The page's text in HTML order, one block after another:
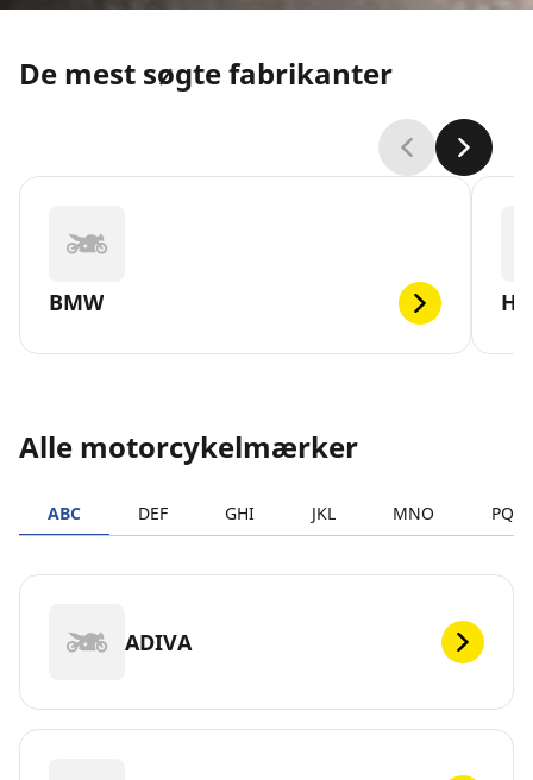
De mest søgte fabrikanter
BMW
Alle motorcykelmærker
ABC DEF GHI JKL MNO PQRS
ADIVA